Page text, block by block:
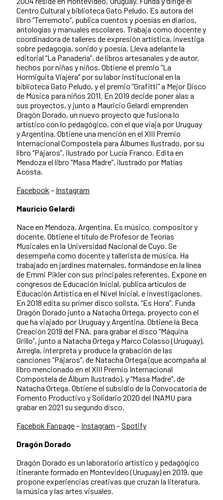
Centro Cultural y biblioteca Gato Peludo. Es autora del
libro “Terremoto”, publica cuentos y poesías en diarios,
antologías y manuales escolares. Trabaja como docente y
coordinadora de talleres de expresión artística, investiga
sobre pedagogía, sonido y poesía. Lleva adelante la
editorial “La Panadería”, de libros artesanales y de autor,
hechos por niñas y niños. Obtiene el premio “La
Hormiguita Viajera” por su labor institucional en la
biblioteca Gato Peludo, y el premio “Grafitti” a Mejor Disco
de Música para niños 2011. En 2019 decide poner alas a
sus proyectos, y junto a Mauricio Gelardi emprenden
Dragón Dorado, un nuevo proyecto que fusiona lo
artístico con lo pedagógico, con el que viaja por Uruguay
y Argentina. Obtiene una mención en el XIII Premio
Internacional Compostela para Álbumes Ilustrado, por su
libro “Pájaros”, ilustrado por Lucía Franco. Edita en
Mendoza el libro “Masa Madre”, ilustrado por Matías
Acosta.
Facebook – Instagram
Mauricio Gelardi
Nace en Mendoza, Argentina. Es músico, compositor y
docente. Obtiene el título de Profesor de Teorías
Musicales en la Universidad Nacional de Cuyo. Se
desempeña como docente y tallerista de música. Ha
trabajado en jardines maternales, formándose en la línea
de Emmi Pikler con sus principales referentes. Expone en
congresos de Educación Inicial, publica artículos de
Educación Artística en el Nivel Inicial, e investigaciones.
En 2018 edita su primer disco solista, “Es Hora”. Funda
Dragón Dorado junto a Natacha Ortega, proyecto con el
que ha viajado por Uruguay y Argentina. Obtiene la Beca
Creación 2019 del FNA, para grabar el disco “Máquina
Grillo”, junto a Natacha Ortega y Marco Colasso (Uruguay).
Arregla, interpreta y produce la grabación de las
canciones “Pájaros”, de Natacha Ortega (que acompaña al
libro mencionado en el XIII Premio Internacional
Compostela de Álbum Ilustrado), y “Masa Madre”, de
Natacha Ortega. Obtiene el subsidio de la Convocatoria de
Fomento Productivo y Solidario 2020 del INAMU para
grabar en 2021 su segundo disco.
Facebok Fanpage– Instagram –Spotify
Dragón Dorado
Dragón Dorado es un laboratorio artístico y pedagógico
itinerante formado en Montevideo (Uruguay) en 2019, que
propone experiencias creativas que cruzan la literatura,
la música y las artes visuales.